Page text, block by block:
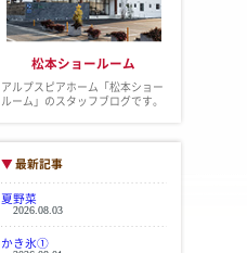
松本ショールーム
アルプスピアホーム「松本ショー
ルーム」のスタッフブログです。
▼最新記事
夏野菜
2026.08.03
かき氷①